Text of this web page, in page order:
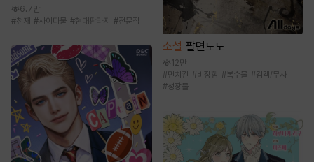
6.7만
#천재 #사이다물 #현대판타지 #전문직
소설 팔면도도
12만
#먼치킨 #비장함 #복수물 #검객/무사
#성장물